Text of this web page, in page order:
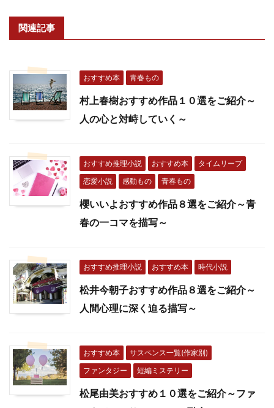
関連記事
おすすめ本 青春もの
村上春樹おすすめ作品１０選をご紹介～
人の心と対峙していく～
おすすめ推理小説 おすすめ本
タイムリープ
恋愛小説
感動もの 青春もの
櫻いいよおすすめ作品８選をご紹介～青
春の一コマを描写～
おすすめ推理小説 おすすめ本 時代小説
松井今朝子おすすめ作品８選をご紹介～
人間心理に深く迫る描写～
おすすめ本
サスペンス一覧(作家別)
ファンタジー
短編ミステリー
松尾由美おすすめ１０選をご紹介～ファ